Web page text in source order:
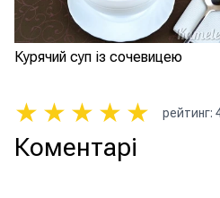
Курячий суп із сочевицею
★ ★ ★ ★ ★ рейтинг:
Коментарі